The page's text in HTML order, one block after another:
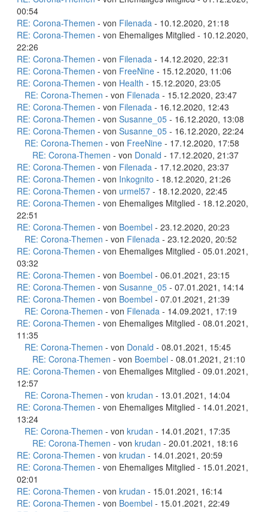
00:54
RE: Corona-Themen - von Filenada - 10.12.2020, 21:18
RE: Corona-Themen - von Ehemaliges Mitglied - 10.12.2020,
22:26
RE: Corona-Themen - von Filenada - 14.12.2020, 22:31
RE: Corona-Themen - von FreeNine - 15.12.2020, 11:06
RE: Corona-Themen - von Health - 15.12.2020, 23:05
RE: Corona-Themen - von Filenada - 15.12.2020, 23:47
RE: Corona-Themen - von Filenada - 16.12.2020, 12:43
RE: Corona-Themen - von Susanne_05 - 16.12.2020, 13:08
RE: Corona-Themen - von Susanne_05 - 16.12.2020, 22:24
RE: Corona-Themen - von FreeNine - 17.12.2020, 17:58
RE: Corona-Themen - von Donald - 17.12.2020, 21:37
RE: Corona-Themen - von Filenada - 17.12.2020, 23:37
RE: Corona-Themen - von Inkognito - 18.12.2020, 21:26
RE: Corona-Themen - von urmel57 - 18.12.2020, 22:45
RE: Corona-Themen - von Ehemaliges Mitglied - 18.12.2020,
22:51
RE: Corona-Themen - von Boembel - 23.12.2020, 20:23
RE: Corona-Themen - von Filenada - 23.12.2020, 20:52
RE: Corona-Themen - von Ehemaliges Mitglied - 05.01.2021,
03:32
RE: Corona-Themen - von Boembel - 06.01.2021, 23:15
RE: Corona-Themen - von Susanne_05 - 07.01.2021, 14:14
RE: Corona-Themen - von Boembel - 07.01.2021, 21:39
RE: Corona-Themen - von Filenada - 14.09.2021, 17:19
RE: Corona-Themen - von Ehemaliges Mitglied - 08.01.2021,
11:35
RE: Corona-Themen - von Donald - 08.01.2021, 15:45
RE: Corona-Themen - von Boembel - 08.01.2021, 21:10
RE: Corona-Themen - von Ehemaliges Mitglied - 09.01.2021,
12:57
RE: Corona-Themen - von krudan - 13.01.2021, 14:04
RE: Corona-Themen - von Ehemaliges Mitglied - 14.01.2021,
13:24
RE: Corona-Themen - von krudan - 14.01.2021, 17:35
RE: Corona-Themen - von krudan - 20.01.2021, 18:16
RE: Corona-Themen - von krudan - 14.01.2021, 20:59
RE: Corona-Themen - von Ehemaliges Mitglied - 15.01.2021,
02:01
RE: Corona-Themen - von krudan - 15.01.2021, 16:14
RE: Corona-Themen - von Boembel - 15.01.2021, 22:49